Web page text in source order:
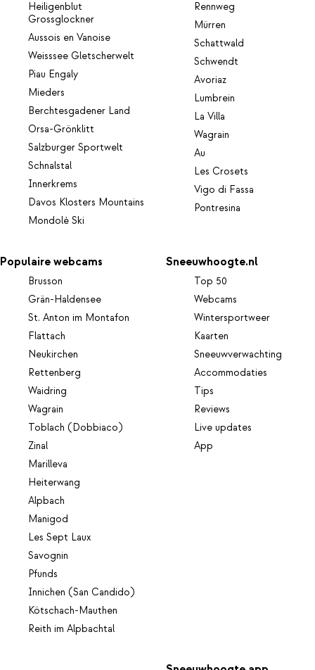
Heiligenblut
Grossglockner
Aussois en Vanoise
Weisssee Gletscherwelt
Piau Engaly
Mieders
Berchtesgadener Land
Orsa-Grönklitt
Salzburger Sportwelt
Schnalstal
Innerkrems
Davos Klosters Mountains
Mondolè Ski
Rennweg
Mürren
Schattwald
Schwendt
Avoriaz
Lumbrein
La Villa
Wagrain
Au
Les Crosets
Vigo di Fassa
Pontresina
Populaire webcams
Brusson
Grän-Haldensee
St. Anton im Montafon
Flattach
Neukirchen
Rettenberg
Waidring
Wagrain
Toblach (Dobbiaco)
Zinal
Marilleva
Heiterwang
Alpbach
Manigod
Les Sept Laux
Savognin
Pfunds
Innichen (San Candido)
Kötschach-Mauthen
Reith im Alpbachtal
Sneeuwhoogte.nl
Top 50
Webcams
Wintersportweer
Kaarten
Sneeuwverwachting
Accommodaties
Tips
Reviews
Live updates
App